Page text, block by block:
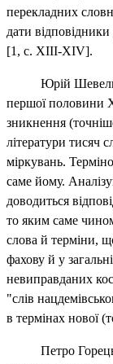
перекладних
дати
[1, с. ХІІІ-XIV].
Юрій
першої половини
зникнення
літератури тисяч
міркувань.
саме йому.
доводиться
то яким саме
слова й терміни,
фахову й у
невиправданих
"слів
в термінах нової
Петро